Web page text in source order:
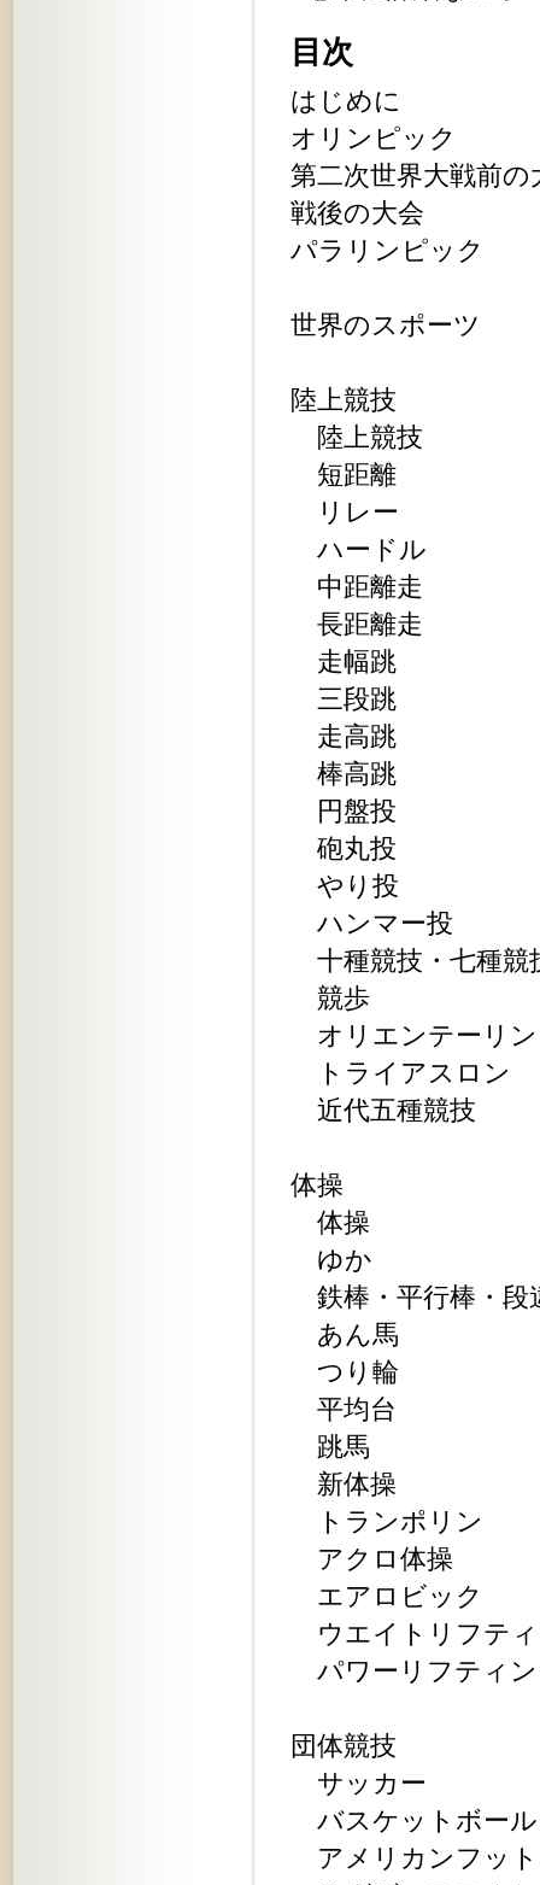
目次
はじめに
オリンピック
第二次世界大戦前の
戦後の大会
パラリンピック
世界のスポーツ
陸上競技
陸上競技
短距離
リレー
ハードル
中距離走
長距離走
走幅跳
三段跳
走高跳
棒高跳
円盤投
砲丸投
やり投
ハンマー投
十種競技・七種競
競歩
オリエンテーリ
トライアスロン
近代五種競技
体操
体操
ゆか
鉄棒・平行棒・段
あん馬
つり輪
平均台
跳馬
新体操
トランポリン
アクロ体操
エアロビック
ウエイトリフテ
パワーリフティ
団体競技
サッカー
バスケットボール
アメリカンフッ